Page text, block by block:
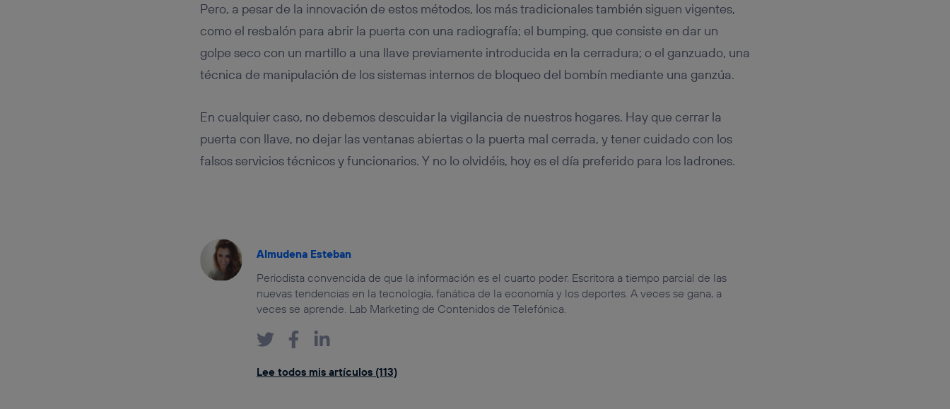
Pero, a pesar de la innovación de estos métodos, los más tradicionales también siguen vigentes,
como el resbalón para abrir la puerta con una radiografía; el bumping, que consiste en dar un
golpe seco con un martillo a una llave previamente introducida en la cerradura; o el ganzuado, una
técnica de manipulación de los sistemas internos de bloqueo del bombín mediante una ganzúa.
En cualquier caso, no debemos descuidar la vigilancia de nuestros hogares. Hay que cerrar la
puerta con llave, no dejar las ventanas abiertas o la puerta mal cerrada, y tener cuidado con los
falsos servicios técnicos y funcionarios. Y no lo olvidéis, hoy es el día preferido para los ladrones.
Almudena Esteban
Periodista convencida de que la información es el cuarto poder. Escritora a tiempo parcial de las
nuevas tendencias en la tecnología, fanática de la economía y los deportes. A veces se gana, a
veces se aprende. Lab Marketing de Contenidos de Telefónica.
Lee todos mis artículos (113)